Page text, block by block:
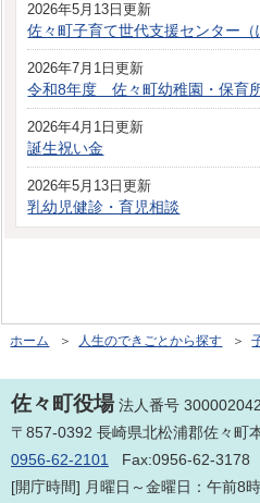
2026年5月13日更新
佐々町子育て世代支援センター
2026年7月1日更新
令和8年度 佐々町幼稚園・保育
2026年4月1日更新
誕生祝い金
2026年5月13日更新
乳幼児健診・育児相談
ホーム ＞ 人生のできごとから探す ＞
佐々町役場法人番号
〒857-0392 長崎県北松浦郡佐々町
0956-62-2101
Fax:0956-62-3178
[開庁時間] 月曜日～金曜日：午前